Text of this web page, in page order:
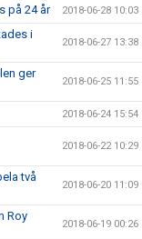
på 24 år 2018-06-28 10:03
i
2018-06-27 13:38
ger
2018-06-25 11:55
2018-06-24 15:54
2018-06-22 10:29
två
2018-06-20 11:09
Roy
2018-06-19 00:26